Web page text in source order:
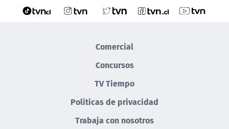
Comercial
Concursos
TV Tiempo
Políticas de privacidad
Trabaja con nosotros